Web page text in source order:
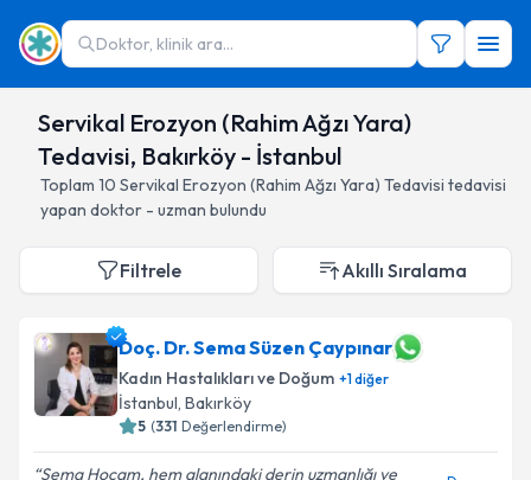
Doktor, klinik ara...
Servikal Erozyon (Rahim Ağzı Yara)
Tedavisi, Bakırköy - İstanbul
Toplam 10 Servikal Erozyon (Rahim Ağzı Yara) Tedavisi tedavisi
yapan doktor - uzman bulundu
Filtrele Akıllı Sıralama
Doç. Dr. Sema Süzen Çaypınar
Kadın Hastalıkları ve Doğum +1diğer
İstanbul, Bakırköy
5 (331 Değerlendirme)
Sema Hocam, hem alanındaki derin uzmanlığı ve